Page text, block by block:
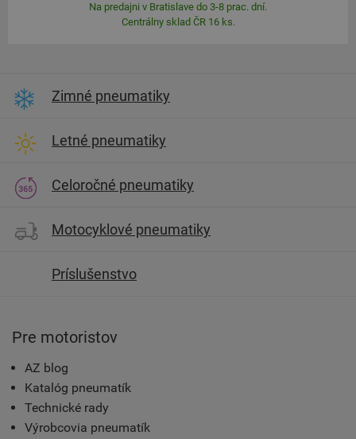
Na predajni v Bratislave do 3-8 prac. dní.
Centrálny sklad ČR 16 ks.
Zimné pneumatiky
Letné pneumatiky
Celoročné pneumatiky
Motocyklové pneumatiky
Príslušenstvo
Pre motoristov
AZ blog
Katalóg pneumatík
Technické rady
Výrobcovia pneumatík